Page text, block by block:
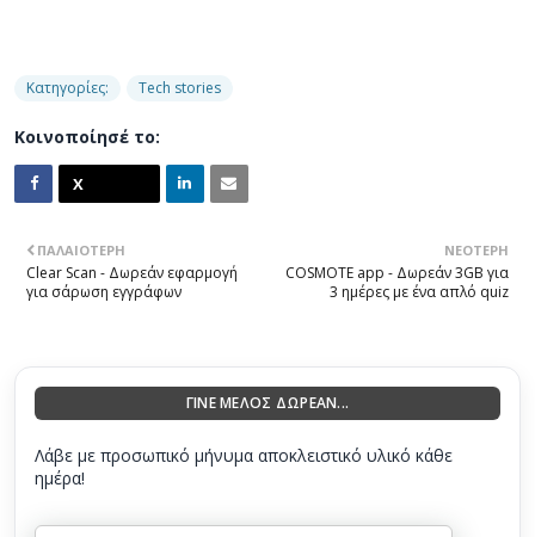
Κατηγορίες: Tech stories
Κοινοποίησέ το:
ΝΕΌΤΕΡΗ
COSMOTE app - Δωρεάν 3GB για
3 ημέρες με ένα απλό quiz
ΠΑΛΑΙΌΤΕΡΗ
Clear Scan - Δωρεάν εφαρμογή
για σάρωση εγγράφων
ΓΙΝΕ ΜΕΛΟΣ ΔΩΡΕΑΝ...
Λάβε με προσωπικό μήνυμα αποκλειστικό υλικό κάθε
ημέρα!